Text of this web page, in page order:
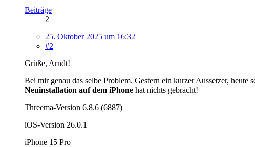
Beiträge
2
25. Oktober 2025 um 16:32
#2
Grüße, Arndt!
Bei mir genau das selbe Problem. Gestern ein kurzer Aussetzer,
Neuinstallation auf dem iPhone hat nichts gebracht!
Threema-Version 6.8.6 (6887)
iOS-Version 26.0.1
iPhone 15 Pro